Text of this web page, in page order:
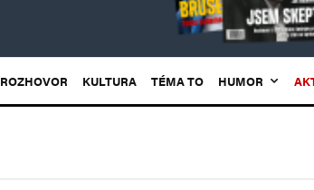
ROZHOVOR KULTURA TÉMA TO HUMOR